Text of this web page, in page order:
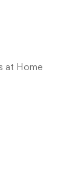
at Home